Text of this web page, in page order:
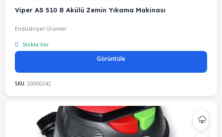
Viper AS 510 B Akülü Zemin Yıkama Makinası
Endüstriyel Ürünler
Stokta Var
Görüntüle
SKU: 50000242